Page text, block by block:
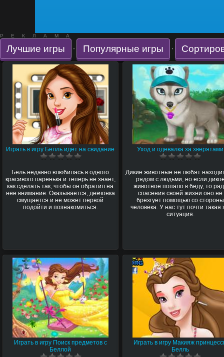
РЕКЛАМА
Лучшие игры · Популярные игры ·
Играть в игру Белль идет на свидание
Бель недавно влюбилась в одного
красивого паренька и теперь не знает,
как сделать так, чтобы он обратил на
нее внимание. Оказывается, девчонка
смущается и не может первой
подойти и познакомиться.
Уход и одевалка за зверятами
Дикие животные не любят
рядом с людьми, но если
животное попало в беду, то
спасения своей жизни оно не
брезгует помощью со стороны
человека. У нас тут почти такая
ситуация.
Играть в игру Поиск предметов с
Беллой
Играть в игру Макияж
Белль